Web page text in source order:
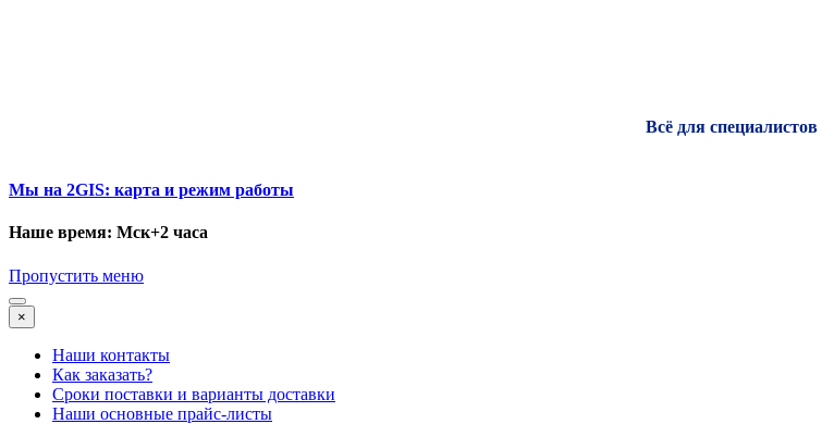
Всё для специалистов
Мы на 2GIS: карта и режим работы
Наше время: Мск+2 часа
Пропустить меню
×
Наши контакты
Как заказать?
Сроки поставки и варианты доставки
Наши основные прайс-листы